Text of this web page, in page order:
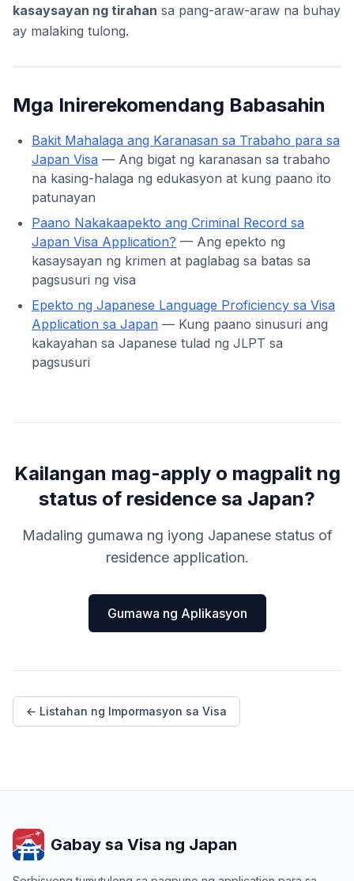
kasaysayan ng tirahan sa pang-araw-araw na buhay
ay malaking tulong.
Mga Inirerekomendang Babasahin
Bakit Mahalaga ang Karanasan sa Trabaho para sa
Japan Visa — Ang bigat ng karanasan sa trabaho
na kasing-halaga ng edukasyon at kung paano ito
patunayan
Paano Nakakaapekto ang Criminal Record sa
Japan Visa Application? — Ang epekto ng
kasaysayan ng krimen at paglabag sa batas sa
pagsusuri ng visa
Epekto ng Japanese Language Proficiency sa Visa
Application sa Japan — Kung paano sinusuri ang
kakayahan sa Japanese tulad ng JLPT sa
pagsusuri
Kailangan mag-apply o magpalit ng
status of residence sa Japan?
Madaling gumawa ng iyong Japanese status of
residence application.
Gumawa ng Aplikasyon
← Listahan ng Impormasyon sa Visa
Gabay sa Visa ng Japan